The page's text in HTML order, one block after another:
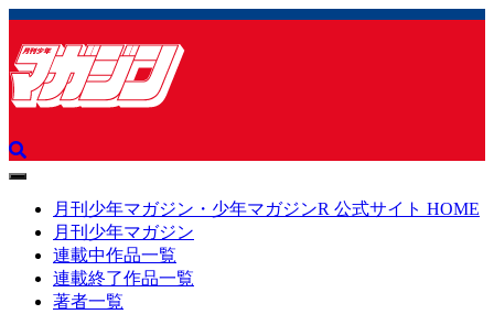
toggle
navigation月刊少年マガジン・少年マガジンR 公式サイト HOME
月刊少年マガジン
連載中作品一覧
連載終了作品一覧
著者一覧